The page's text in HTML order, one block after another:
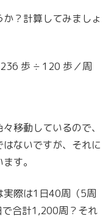
？計算してみましょ
歩 ÷ 120 歩／周
移動しているので、
ないですが、それに
す。
実際は1日40周（5周
合計1,200周？それ